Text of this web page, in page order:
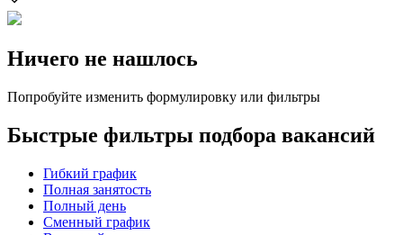
Ничего не нашлось
Попробуйте изменить формулировку или фильтры
Быстрые фильтры подбора вакансий
Гибкий график
Полная занятость
Полный день
Сменный график